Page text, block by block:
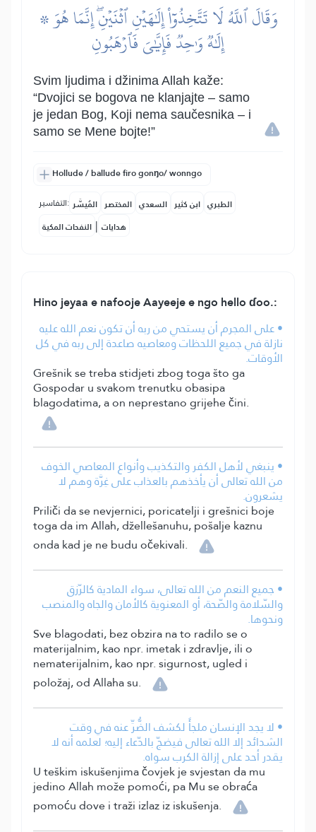
۞ وَقَالَ ٱللَّهُ لَا تَتَّخِذُوٓاْ إِلَٰهَيۡنِ ٱثۡنَيۡنِۖ إِنَّمَا هُوَ
إِلَٰهٞ وَٰحِدٞ فَإِيَّٰيَ فَٱرۡهَبُونِ
Svim ljudima i džinima Allah kaže:
“Dvojici se bogova ne klanjajte – samo
je jedan Bog, Koji nema saučesnika – i
samo se Mene bojte!”
Hollude / ballude firo gonŋo/ wonngo
التفاسير: المُيسَّر المختصر السعدي ابن كثير الطبري
النفحات المكية | هدايات
Hino jeyaa e nafooje Aayeeje e ngo hello ɗoo.:
• على المجرم أن يستحي من ربه أن تكون نعم الله عليه
نازلة في جميع اللحظات ومعاصيه صاعدة إلى ربه في كل
الأوقات.
Grešnik se treba stidjeti zbog toga što ga
Gospodar u svakom trenutku obasipa
blagodatima, a on neprestano grijehe čini.
• ينبغي لأهل الكفر والتكذيب وأنواع المعاصي الخوف
من الله تعالى أن يأخذهم بالعذاب على غِرَّة وهم لا
يشعرون.
Priliči da se nevjernici, poricatelji i grešnici boje
toga da im Allah, džellešanuhu, pošalje kaznu
onda kad je ne budu očekivali.
• جميع النعم من الله تعالى، سواء المادية كالرّزق
والسّلامة والصّحة، أو المعنوية كالأمان والجاه والمنصب
ونحوها.
Sve blagodati, bez obzira na to radilo se o
materijalnim, kao npr. imetak i zdravlje, ili o
nematerijalnim, kao npr. sigurnost, ugled i
položaj, od Allaha su.
• لا يجد الإنسان ملجأً لكشف الضُّرِّ عنه في وقت
الشدائد إلا الله تعالى فيضجّ بالدّعاء إليه؛ لعلمه أنه لا
يقدر أحد على إزالة الكرب سواه.
U teškim iskušenjima čovjek je svjestan da mu
jedino Allah može pomoći, pa Mu se obraća
pomoću dove i traži izlaz iz iskušenja.